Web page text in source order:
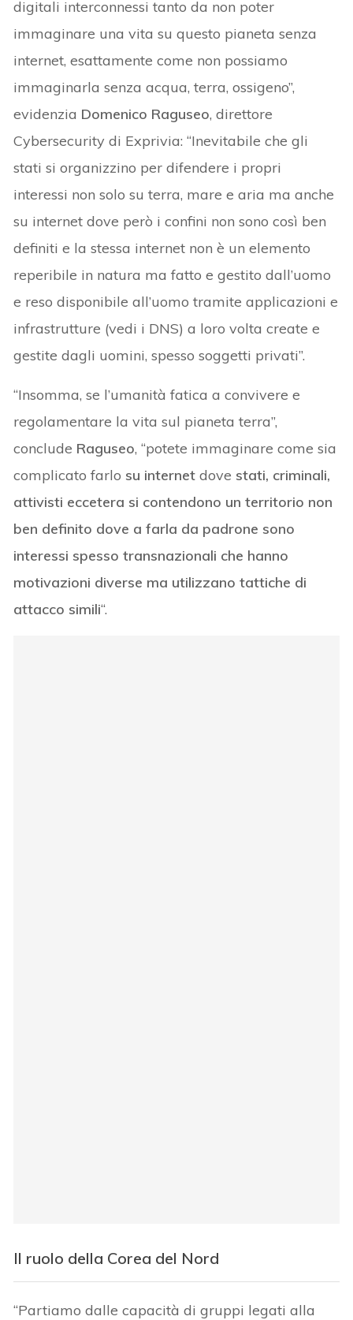
digitali interconnessi tanto da non poter
immaginare una vita su questo pianeta senza
internet, esattamente come non possiamo
immaginarla senza acqua, terra, ossigeno”,
evidenzia Domenico Raguseo, direttore
Cybersecurity di Exprivia: “Inevitabile che gli
stati si organizzino per difendere i propri
interessi non solo su terra, mare e aria ma anche
su internet dove però i confini non sono così ben
definiti e la stessa internet non è un elemento
reperibile in natura ma fatto e gestito dall’uomo
e reso disponibile all’uomo tramite applicazioni e
infrastrutture (vedi i DNS) a loro volta create e
gestite dagli uomini, spesso soggetti privati”.
“Insomma, se l’umanità fatica a convivere e
regolamentare la vita sul pianeta terra”,
conclude Raguseo, “potete immaginare come sia
complicato farlo su internetdove stati, criminali,
attivisti eccetera si contendono un territorio non
ben definito dove a farla da padrone sono
interessi spesso transnazionali che hanno
motivazioni diverse ma utilizzano tattiche di
attacco simili“.
Il ruolo della Corea del Nord
“Partiamo dalle capacità di gruppi legati alla